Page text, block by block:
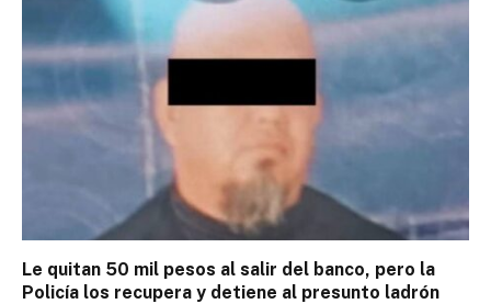
Le quitan 50 mil pesos al salir del banco, pero la
Policía los recupera y detiene al presunto ladrón